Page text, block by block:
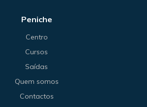
Peniche
Centro
Cursos
Saídas
Quem somos
Contactos